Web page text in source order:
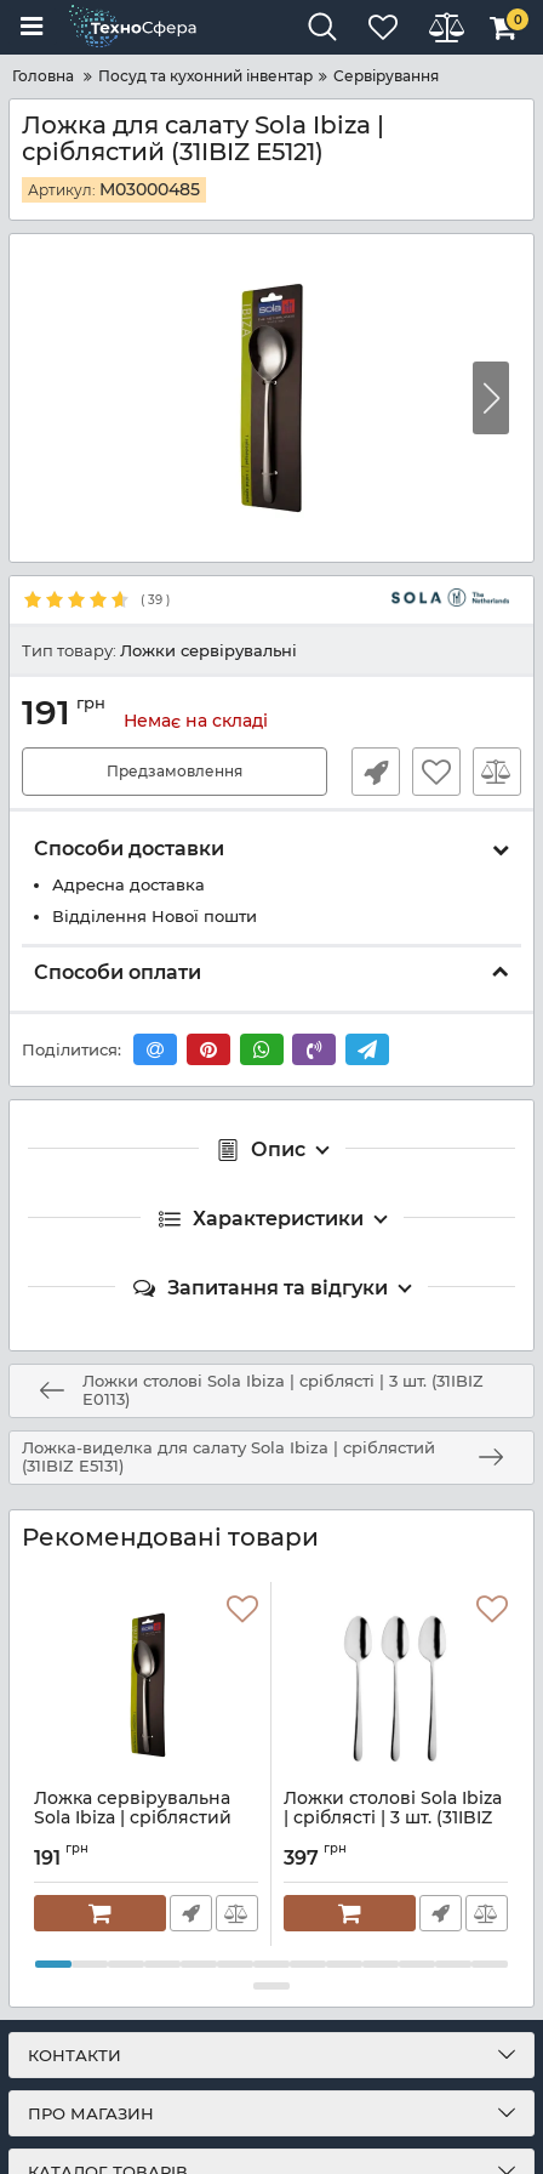
0
Головна Посуд та кухонний інвентар Сервірування
Ложка для салату Sola Ibiza |
сріблястий (31IBIZ E5121)
Артикул: M03000485
( 39 )
Тип товару: Ложки сервірувальні
191 грн
Немає на складі
Предзамовлення
Способи доставки
Адресна доставка
Відділення Нової пошти
Способи оплати
Поділитися:
Опис
Характеристики
Запитання та відгуки
Ложки столові Sola Ibiza | сріблясті | 3 шт. (31IBIZ
E0113)
Ложка-виделка для салату Sola Ibiza | сріблястий
(31IBIZ E5131)
Рекомендовані товари
Ложка сервірувальна
Sola Ibiza | сріблястий
Артикул:
191 грн
Ложки столові Sola Ibiza
| сріблясті | 3 шт. (31IBIZ
Артикул:
397 грн
КОНТАКТИ
ПРО МАГАЗИН